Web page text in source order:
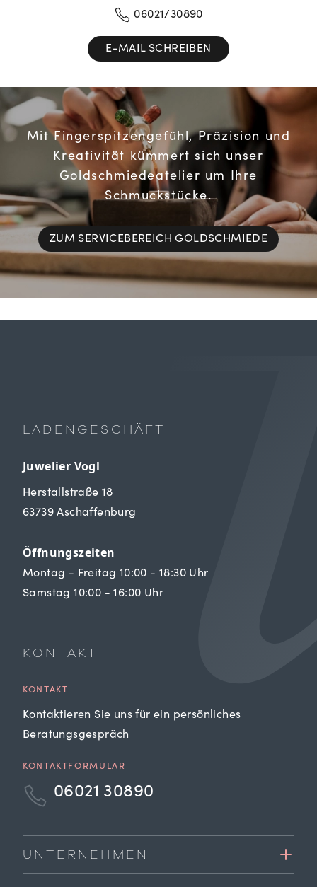
06021/30890
E-MAIL SCHREIBEN
Mit Fingerspitzengefühl, Präzision und
Kreativität kümmert sich unser
Goldschmiedeatelier um Ihre
Schmuckstücke.
ZUM SERVICEBEREICH GOLDSCHMIEDE
LADENGESCHÄFT
Juwelier Vogl
Herstallstraße 18
63739 Aschaffenburg
Öffnungszeiten
Montag - Freitag 10:00 - 18:30 Uhr
Samstag 10:00 - 16:00 Uhr
KONTAKT
KONTAKT
Kontaktieren Sie uns für ein persönliches
Beratungsgespräch
KONTAKTFORMULAR
06021 30890
UNTERNEHMEN